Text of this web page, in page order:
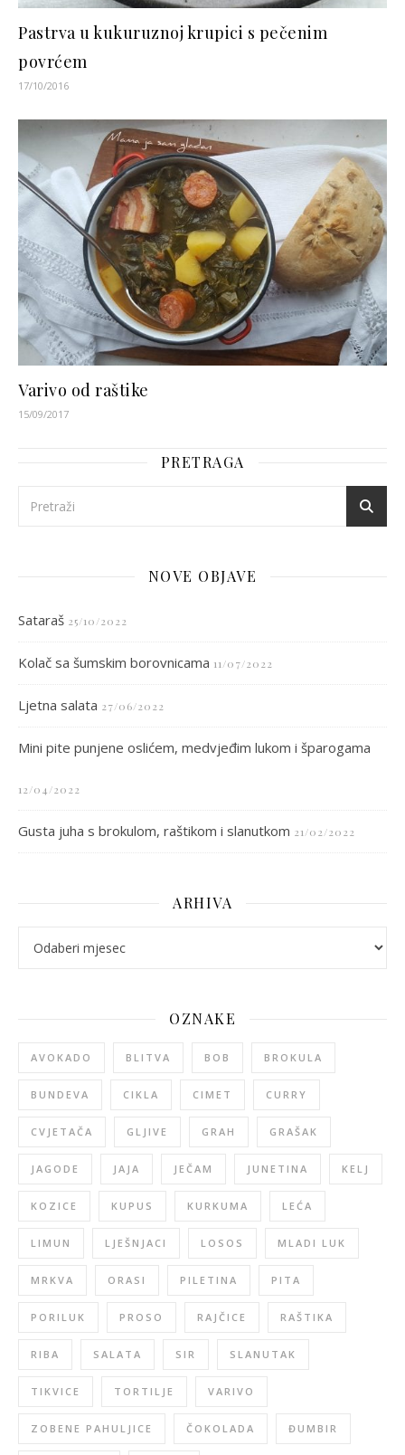
Pastrva u kukuruznoj krupici s pečenim
povrćem
17/10/2016
Varivo od raštike
15/09/2017
PRETRAGA
NOVE OBJAVE
Sataraš 25/10/2022
Kolač sa šumskim borovnicama 11/07/2022
Ljetna salata 27/06/2022
Mini pite punjene oslićem, medvjeđim lukom i šparogama
12/04/2022
Gusta juha s brokulom, raštikom i slanutkom 21/02/2022
ARHIVA
OZNAKE
AVOKADO BLITVA BOB BROKULA
BUNDEVA CIKLA CIMET CURRY
CVJETAČA GLJIVE GRAH GRAŠAK
JAGODE JAJA JEČAM JUNETINA KELJ
KOZICE KUPUS KURKUMA LEĆA
LIMUN LJEŠNJACI LOSOS MLADI LUK
MRKVA ORASI PILETINA PITA
PORILUK PROSO RAJČICE RAŠTIKA
RIBA SALATA SIR SLANUTAK
TIKVICE TORTILJE VARIVO
ZOBENE PAHULJICE ČOKOLADA ĐUMBIR